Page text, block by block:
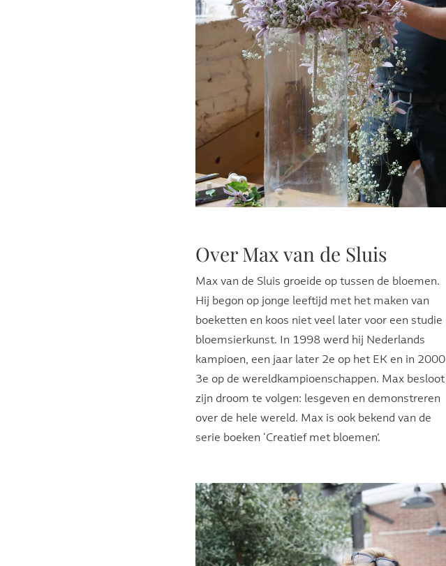
Over Max van de Sluis
Max van de Sluis groeide op tussen de bloemen.
Hij begon op jonge leeftijd met het maken van
boeketten en koos niet veel later voor een studie
bloemsierkunst. In 1998 werd hij Nederlands
kampioen, een jaar later 2e op het EK en in 2000
3e op de wereldkampioenschappen. Max besloot
zijn droom te volgen: lesgeven en demonstreren
over de hele wereld. Max is ook bekend van de
serie boeken ‘Creatief met bloemen’.